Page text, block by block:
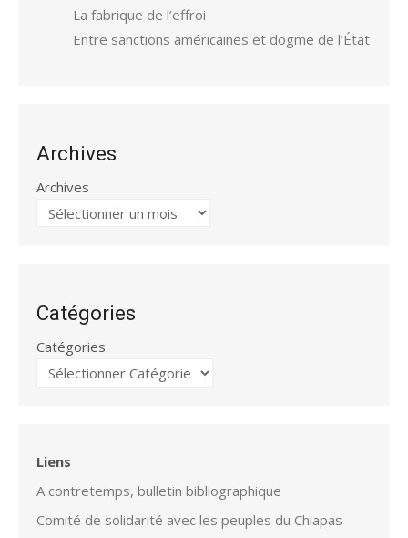
La fabrique de l’effroi
Entre sanctions américaines et dogme de l’État
Archives
Archives
Catégories
Catégories
Liens
A contretemps, bulletin bibliographique
Comité de solidarité avec les peuples du Chiapas